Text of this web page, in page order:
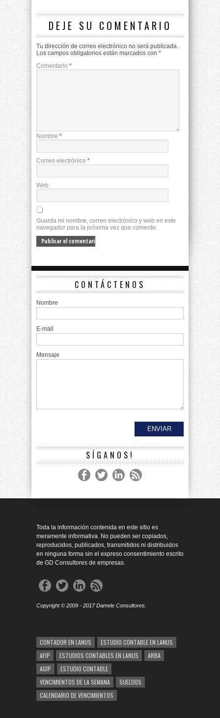
DEJE SU COMENTARIO
Tu dirección de correo electrónico no será publicada.
Los campos obligatorios están marcados con *
Comentario *
Nombre *
Correo electrónico *
Web
Guarda mi nombre, correo electrónico y web en este
navegador para la próxima vez que comente.
CONTÁCTENOS
Nombre
E-mail
Mensaje
SÍGANOS!
Toda la información contenida en este sitio es
meramente informativa. No pueden ser copiados,
reproducidos, publicados, transmitidos ni distribuidos
en ninguna forma sin el expreso consentimiento escrito
de GD Consultores de empresas.
Copyright © 2009 - 2017 Damele Consultores.
CONTADOR EN LANUS
ESTUDIO CONTABLE EN LANUS
AFIP
ESTUDIOS CONTABLES EN LANUS
ARBA
AGIP
ESTUDIO CONTABLE
VENCIMIENTOS DE LA SEMANA
SUELDOS
CALENDARIO DE VENCIMIENTOS